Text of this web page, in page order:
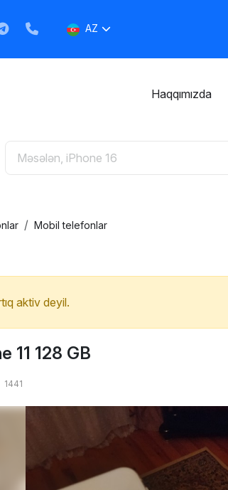
AZ
Haqqımızda
Mobil telefonlar
aktiv deyil.
11 128 GB
1441